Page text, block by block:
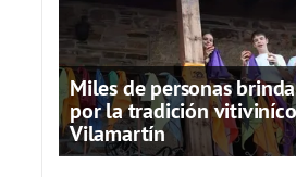
Miles de personas
por la tradición
Vilamartín